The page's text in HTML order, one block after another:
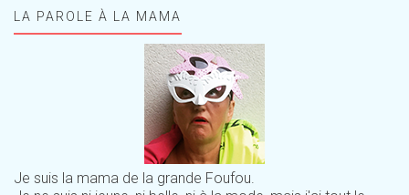
LA PAROLE À LA MAMA
Je suis la mama de la grande Foufou.